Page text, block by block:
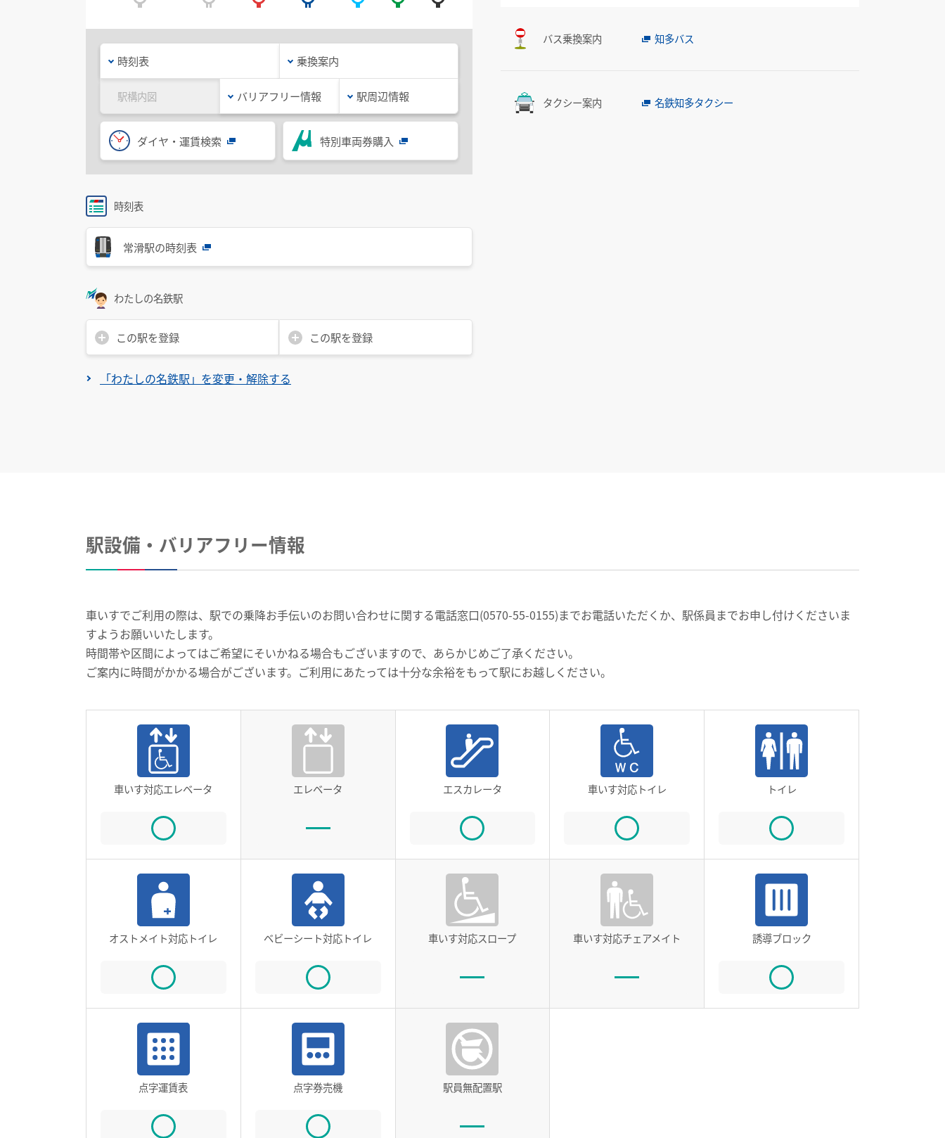
時刻表 乗換案内
駅構内図 バリアフリー情報 駅周辺情報
ダイヤ・運賃検索 特別車両券購入
時刻表
常滑駅の時刻表
わたしの名鉄駅
この駅を登録 この駅を登録
「わたしの名鉄駅」を変更・解除する
バス乗換案内 知多バス
タクシー案内 名鉄知多タクシー
駅設備・バリアフリー情報
車いすでご利用の際は、駅での乗降お手伝いのお問い合わせに関する電話窓口(0570-55-0155)までお電話いただくか、駅係員までお申し付けくださいま
すようお願いいたします。
時間帯や区間によってはご希望にそいかねる場合もございますので、あらかじめご了承ください。
ご案内に時間がかかる場合がございます。ご利用にあたっては十分な余裕をもって駅にお越しください。
車いす対応エレベータ エレベータ エスカレータ 車いす対応トイレ トイレ
オストメイト対応トイレ ベビーシート対応トイレ 車いす対応スロープ 車いす対応チェアメイト 誘導ブロック
点字運賃表 点字券売機 駅員無配置駅